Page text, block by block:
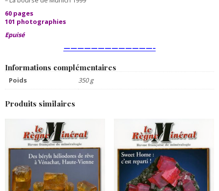
60 pages
101 photographies
Epuisé
—————————————–
Informations complémentaires
Poids 350 g
Produits similaires